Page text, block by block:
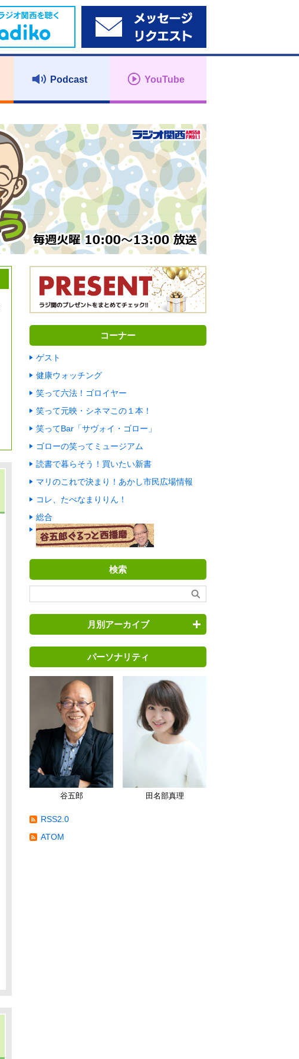
Podcast YouTube
コーナー
ゲスト
健康ウォッチング
笑って六法！ゴロイヤー
笑って元映・シネマこの１本！
笑ってBar「サヴォイ・ゴロー」
ゴローの笑ってミュージアム
読書で暮らそう！買いたい新書
マリのこれで決まり！あかし市民広場情報
コレ、たべなまりりん！
総合
検索
月別アーカイブ
パーソナリティ
谷五郎 田名部真理
RSS2.0
ATOM